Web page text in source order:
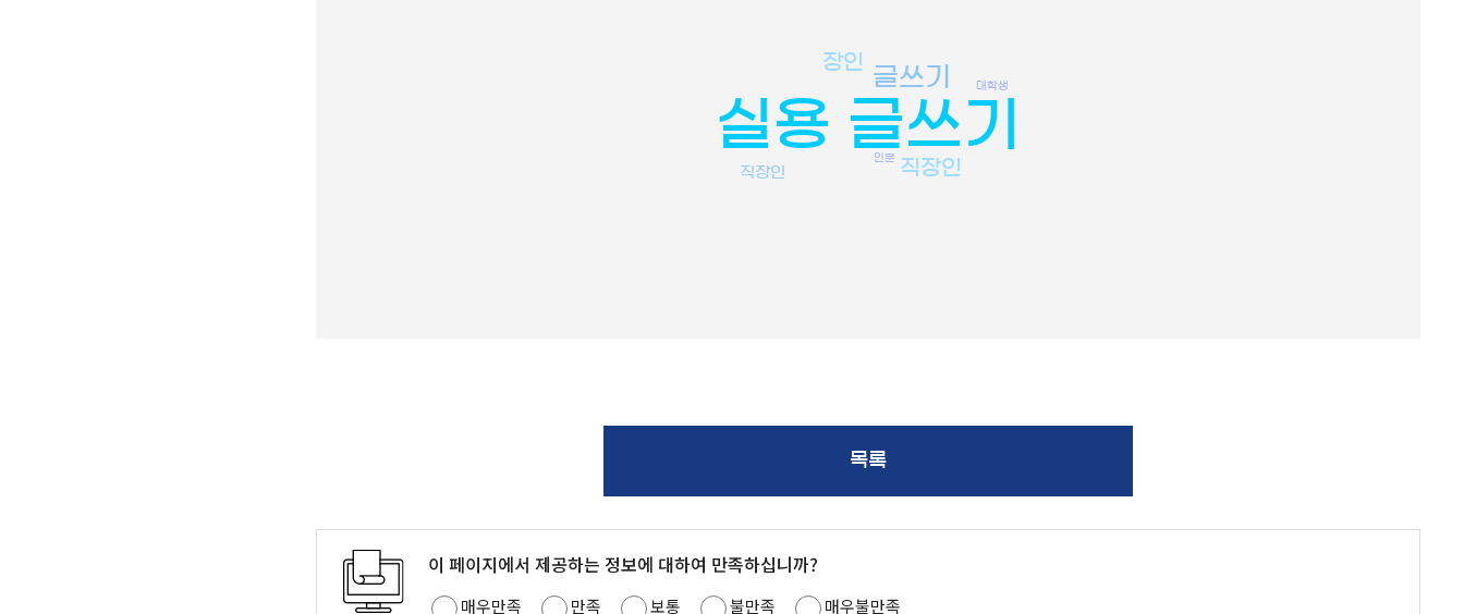
실용 글쓰기
글쓰기
장인
직장인
직장인
대학생
인문
목록
이 페이지에서 제공하는 정보에 대하여 만족하십니까?
매우만족 만족 보통 불만족 매우불만족